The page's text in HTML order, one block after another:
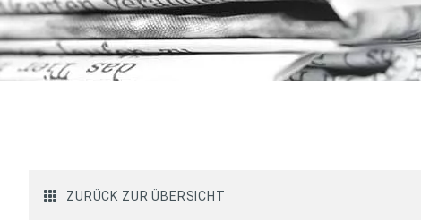
ZURÜCK ZUR ÜBERSICHT